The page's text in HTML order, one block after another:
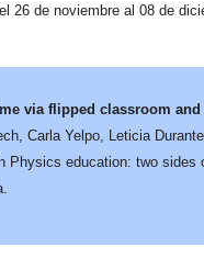
26 de noviembre al 08 de
via flipped classroom and
Carla Yelpo, Leticia
Physics education: two sides